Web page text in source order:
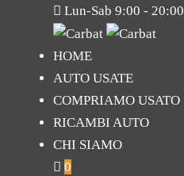
Lun-Sab 9:00 - 20:00
HOME
AUTO USATE
COMPRIAMO USATO
RICAMBI AUTO
CHI SIAMO
0